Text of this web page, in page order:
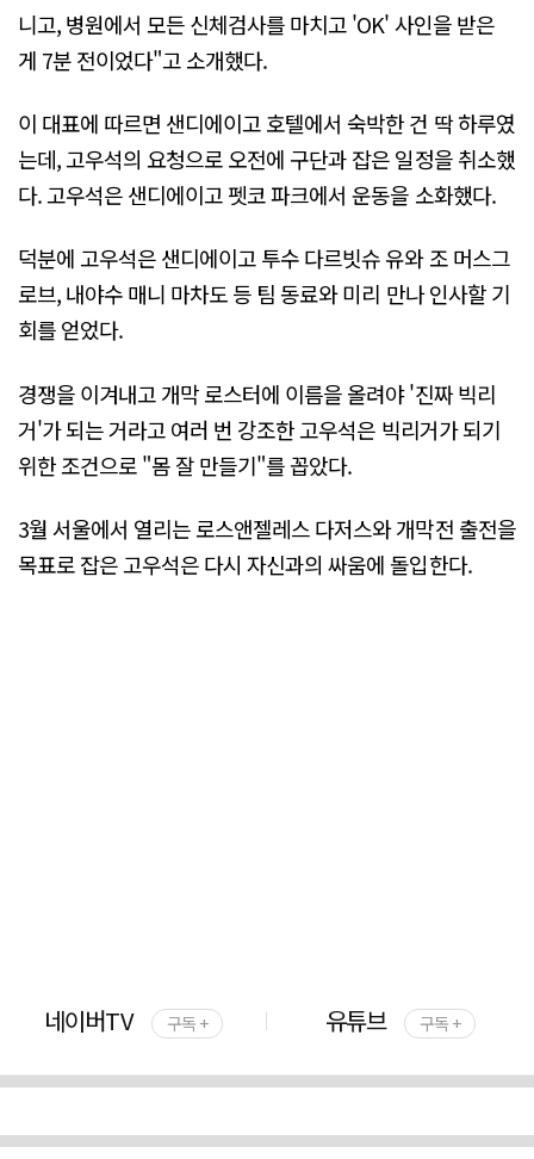
니고, 병원에서 모든 신체검사를 마치고 'OK' 사인을 받은
게 7분 전이었다"고 소개했다.
이 대표에 따르면 샌디에이고 호텔에서 숙박한 건 딱 하루였
는데, 고우석의 요청으로 오전에 구단과 잡은 일정을 취소했
다. 고우석은 샌디에이고 펫코 파크에서 운동을 소화했다.
덕분에 고우석은 샌디에이고 투수 다르빗슈 유와 조 머스그
로브, 내야수 매니 마차도 등 팀 동료와 미리 만나 인사할 기
회를 얻었다.
경쟁을 이겨내고 개막 로스터에 이름을 올려야 '진짜 빅리
거'가 되는 거라고 여러 번 강조한 고우석은 빅리거가 되기
위한 조건으로 "몸 잘 만들기"를 꼽았다.
3월 서울에서 열리는 로스앤젤레스 다저스와 개막전 출전을
목표로 잡은 고우석은 다시 자신과의 싸움에 돌입한다.
네이버TV 구독 + 유튜브 구독 +